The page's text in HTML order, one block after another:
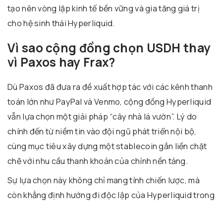
tạo nên vòng lặp kinh tế bền vững và gia tăng giá trị
cho hệ sinh thái Hyperliquid.
Vì sao cộng đồng chọn USDH thay
vì Paxos hay Frax?
Dù Paxos đã đưa ra đề xuất hợp tác với các kênh thanh
toán lớn như PayPal và Venmo, cộng đồng Hyperliquid
vẫn lựa chọn một giải pháp “cây nhà lá vườn”. Lý do
chính đến từ niềm tin vào đội ngũ phát triển nội bộ,
cùng mục tiêu xây dựng một stablecoin gắn liền chặt
chẽ với nhu cầu thanh khoản của chính nền tảng.
Sự lựa chọn này không chỉ mang tính chiến lược, mà
còn khẳng định hướng đi độc lập của Hyperliquid trong